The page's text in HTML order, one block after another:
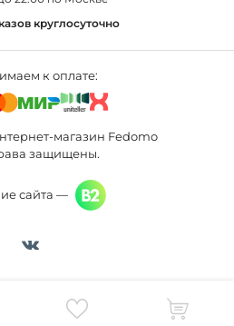
круглосуточно
к оплате:
магазин Fedomo
защищены.
сайта —